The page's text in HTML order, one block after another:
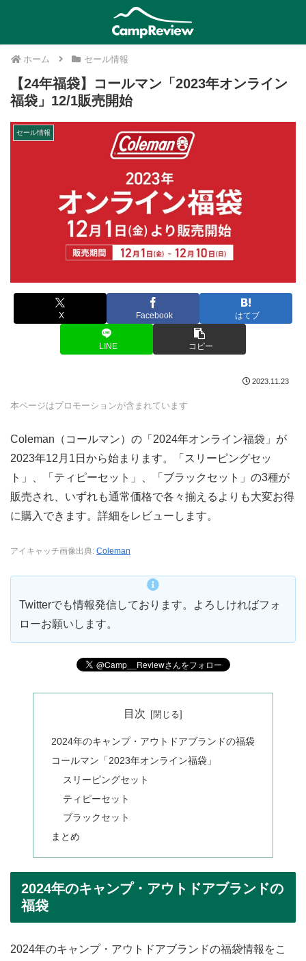
ホーム セール情報
【24年福袋】コールマン「2023年オンライン
福袋」12/1販売開始
セール情報
X Facebook はてブ
LINE コピー
2023.11.23
本ページはプロモーションが含まれています
Coleman（コールマン）の「2024年オンライン福袋」が
2023年12月1日から始まります。「スリーピングセッ
ト」、「ティピーセット」、「ブラックセット」の3種が
販売され、いずれも通常価格で各々揃えるよりも大変お得
に購入できます。詳細をレビューします。
アイキャッチ画像出典: Coleman
Twitterでも情報発信しております。よろしければフォ
ローお願いします。
目次
2024年のキャンプ・アウトドアブランドの福袋
コールマン「2023年オンライン福袋」
スリーピングセット
ティピーセット
ブラックセット
まとめ
2024年のキャンプ・アウトドアブランドの
福袋
2024年のキャンプ・アウトドアブランドの福袋情報をこ